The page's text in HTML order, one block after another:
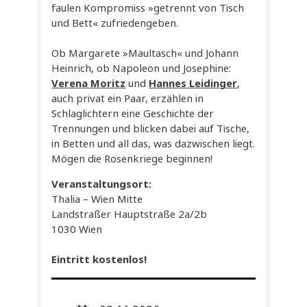
faulen Kompromiss »getrennt von Tisch
und Bett« zufriedengeben.
Ob Margarete »Maultasch« und Johann
Heinrich, ob Napoleon und Josephine:
Verena Moritz und Hannes Leidinger,
auch privat ein Paar, erzählen in
Schlaglichtern eine Geschichte der
Trennungen und blicken dabei auf Tische,
in Betten und all das, was dazwischen liegt.
Mögen die Rosenkriege beginnen!
Veranstaltungsort:
Thalia – Wien Mitte
Landstraßer Hauptstraße 2a/2b
1030 Wien
Eintritt kostenlos!